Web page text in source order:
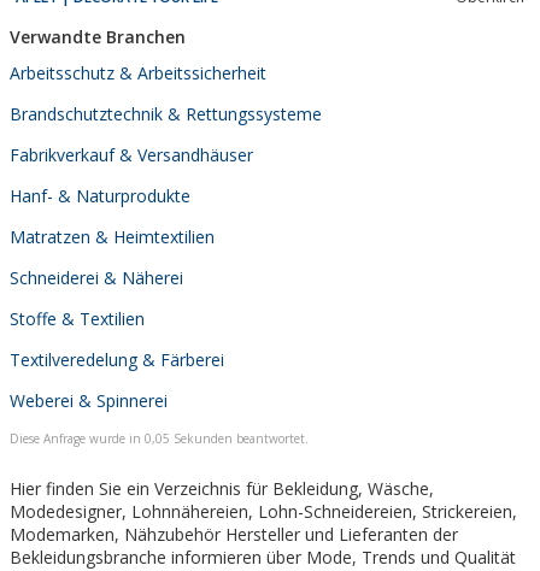
Verwandte Branchen
Arbeitsschutz & Arbeitssicherheit
Brandschutztechnik & Rettungssysteme
Fabrikverkauf & Versandhäuser
Hanf- & Naturprodukte
Matratzen & Heimtextilien
Schneiderei & Näherei
Stoffe & Textilien
Textilveredelung & Färberei
Weberei & Spinnerei
Diese Anfrage wurde in 0,05 Sekunden beantwortet.
Hier finden Sie ein Verzeichnis für Bekleidung, Wäsche,
Modedesigner, Lohnnähereien, Lohn-Schneidereien, Strickereien,
Modemarken, Nähzubehör Hersteller und Lieferanten der
Bekleidungsbranche informieren über Mode, Trends und Qualität